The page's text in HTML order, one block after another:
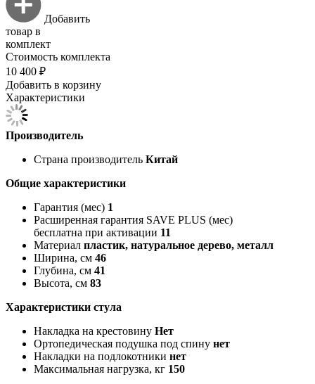
Добавить
товар в
комплект
Стоимость комплекта
10 400 ₽
Добавить в корзину
Характеристики
Производитель
Страна производитель Китай
Общие характеристики
Гарантия (мес) 1
Расширенная гарантия SAVE PLUS (мес)
бесплатна при активации 11
Материал пластик, натуральное дерево, металл
Ширина, см 46
Глубина, см 41
Высота, см 83
Характеристики стула
Накладка на крестовину Нет
Ортопедическая подушка под спину нет
Накладки на подлокотники нет
Максимальная нагрузка, кг 150